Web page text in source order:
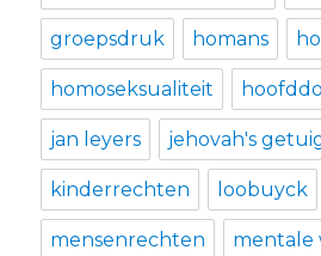
groepsdruk homans
homoseksualiteit
jan leyers jehovah's
kinderrechten loobuyck
mensenrechten mentale